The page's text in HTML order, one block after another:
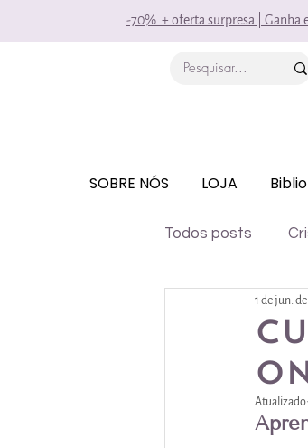
-70% + oferta surpresa | Ganha
SOBRE NÓS LOJA
Todos posts
Medicina1 de jun.
Atualizado: